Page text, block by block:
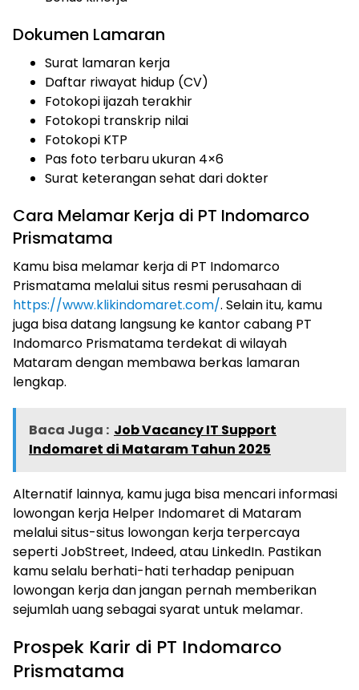
Dokumen Lamaran
Surat lamaran kerja
Daftar riwayat hidup (CV)
Fotokopi ijazah terakhir
Fotokopi transkrip nilai
Fotokopi KTP
Pas foto terbaru ukuran 4×6
Surat keterangan sehat dari dokter
Cara Melamar Kerja di PT Indomarco
Prismatama
Kamu bisa melamar kerja di PT Indomarco
Prismatama melalui situs resmi perusahaan di
https://www.klikindomaret.com/. Selain itu, kamu
juga bisa datang langsung ke kantor cabang PT
Indomarco Prismatama terdekat di wilayah
Mataram dengan membawa berkas lamaran
lengkap.
Baca Juga : Job Vacancy IT Support
Indomaret di Mataram Tahun 2025
Alternatif lainnya, kamu juga bisa mencari informasi
lowongan kerja Helper Indomaret di Mataram
melalui situs-situs lowongan kerja terpercaya
seperti JobStreet, Indeed, atau LinkedIn. Pastikan
kamu selalu berhati-hati terhadap penipuan
lowongan kerja dan jangan pernah memberikan
sejumlah uang sebagai syarat untuk melamar.
Prospek Karir di PT Indomarco
Prismatama